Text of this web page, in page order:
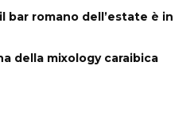
bar romano dell’estate è in
della mixology caraibica